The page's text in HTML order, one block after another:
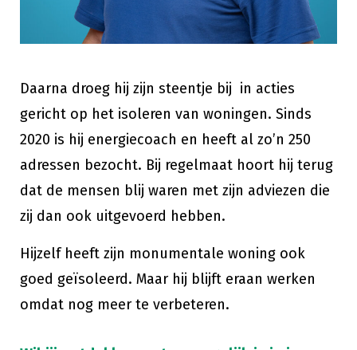
Daarna droeg hij zijn steentje bij in acties
gericht op het isoleren van woningen. Sinds
2020 is hij energiecoach en heeft al zo’n 250
adressen bezocht. Bij regelmaat hoort hij terug
dat de mensen blij waren met zijn adviezen die
zij dan ook uitgevoerd hebben.
Hijzelf heeft zijn monumentale woning ook
goed geïsoleerd. Maar hij blijft eraan werken
omdat nog meer te verbeteren.